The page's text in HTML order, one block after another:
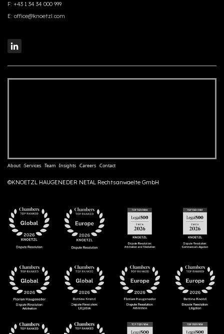
F: +43 1 34 34 000 999
E: office@knoetzl.com
About Services Team Insights Careers Contact
©KNOETZL HAUGENEDER NETAL Rechtsanwaelte GmbH